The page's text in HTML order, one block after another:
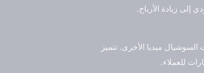
إلى زيادة الأرباح.
ميديا الأخرى. تتميز
للعملاء.